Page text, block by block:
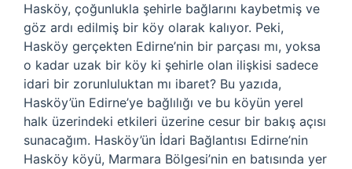
Hasköy, çoğunlukla şehirle bağlarını kaybetmiş ve
göz ardı edilmiş bir köy olarak kalıyor. Peki,
Hasköy gerçekten Edirne’nin bir parçası mı, yoksa
o kadar uzak bir köy ki şehirle olan ilişkisi sadece
idari bir zorunluluktan mı ibaret? Bu yazıda,
Hasköy’ün Edirne’ye bağlılığı ve bu köyün yerel
halk üzerindeki etkileri üzerine cesur bir bakış açısı
sunacağım. Hasköy’ün İdari Bağlantısı Edirne’nin
Hasköy köyü, Marmara Bölgesi’nin en batısında yer